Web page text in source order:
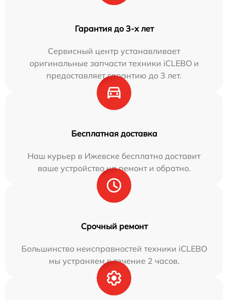
Гарантия до 3-х лет
Сервисный центр устанавливает
оригинальные запчасти техники iCLEBO и
предоставляет гарантию до 3 лет.
Бесплатная доставка
Наш курьер в Ижевске бесплатно доставит
ваше устройство на ремонт и обратно.
Срочный ремонт
Большинство неисправностей техники iCLEBO
мы устраняем в течение 2 часов.